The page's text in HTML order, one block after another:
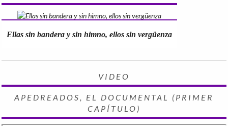
Ellas sin bandera y sin himno, ellos sin vergüenza
VIDEO
APEDREADOS, EL DOCUMENTAL (PRIMER
CAPÍTULO)